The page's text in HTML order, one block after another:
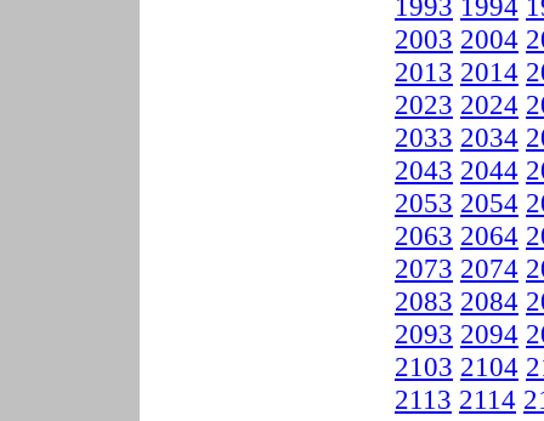
2003 2004
2013 2014
2023 2024
2033 2034
2043 2044
2053 2054
2063 2064
2073 2074
2083 2084
2093 2094
2103 2104
2113 2114